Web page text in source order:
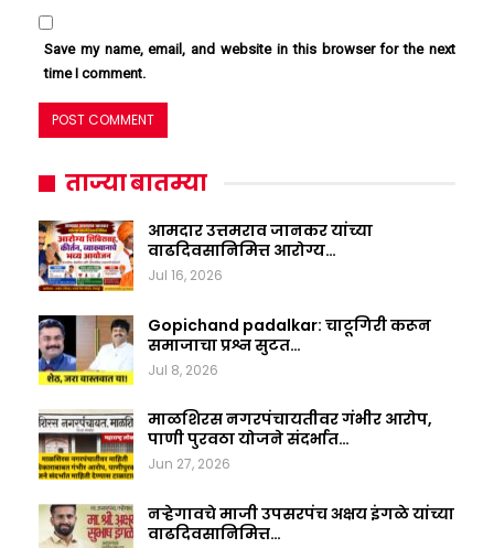
Save my name, email, and website in this browser for the next
time I comment.
ताज्या बातम्या
आमदार उत्तमराव जानकर यांच्या
वाढदिवसानिमित्त आरोग्य…
Jul 16, 2026
Gopichand padalkar: चाटूगिरी करून
समाजाचा प्रश्न सुटत…
Jul 8, 2026
माळशिरस नगरपंचायतीवर गंभीर आरोप,
पाणी पुरवठा योजने संदर्भात…
Jun 27, 2026
नऱ्हेगावचे माजी उपसरपंच अक्षय इंगळे यांच्या
वाढदिवसानिमित्त…